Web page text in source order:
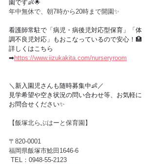
園です👶🌟
年中無休で、朝7時から20時まで開園✨
看護師常駐で「病児・病後児対応型保育」「体
調不良児対応」もおこなっているので安心！🏥
詳しくはこちら
➡︎https://www.iizukakita.com/nurseryroom
＼新入園児さんも随時募集中👶／
見学希望や空き状況の問い合わせ等、お気軽に
お問合せください✨
【飯塚北らぶはーと保育園】
〒820-0001
福岡県飯塚市鯰田1646-6
TEL：0948-55-2123